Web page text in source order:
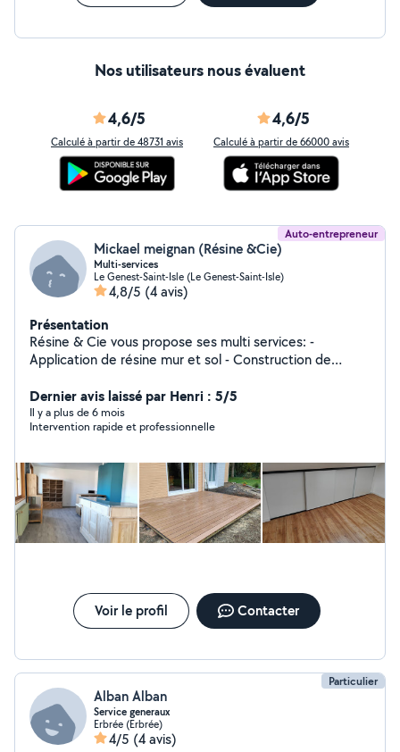
Nos utilisateurs nous évaluent
4,6/5
Calculé à partir de 48731 avis
4,6/5
Calculé à partir de 66000 avis
Auto-entrepreneur
Mickael meignan (Résine &Cie)
Multi-services
Le Genest-Saint-Isle (Le Genest-Saint-Isle)
4,8/5 (4 avis)
Présentation
Résine & Cie vous propose ses multi services: -
Application de résine mur et sol - Construction de
lambris, bardage, ect... - Pose de clôtures souples ou
rigides - Pose de clôture bois - Montage de meuble -
Aménagement intérieur et extérieur et toutes sortes de
Dernier avis laissé par Henri : 5/5
Il y a plus de 6 mois
Intervention rapide et professionnelle
Voir le profil Contacter
Particulier
Alban Alban
Service generaux
Erbrée (Erbrée)
4/5 (4 avis)